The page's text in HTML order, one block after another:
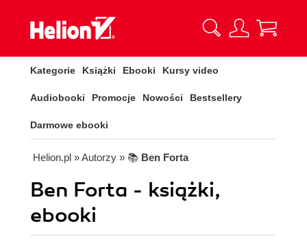
Kategorie Książki Ebooki Kursy video
Audiobooki Promocje Nowości Bestsellery
Darmowe ebooki
Helion.pl » Autorzy » 📚 Ben Forta
Ben Forta - książki,
ebooki